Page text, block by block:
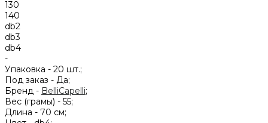
130
140
db2
db3
db4
-
Упаковка - 20 шт.;
Под заказ - Да;
Бренд - BelliCapelli;
Вес (грамы) - 55;
Длина - 70 см;